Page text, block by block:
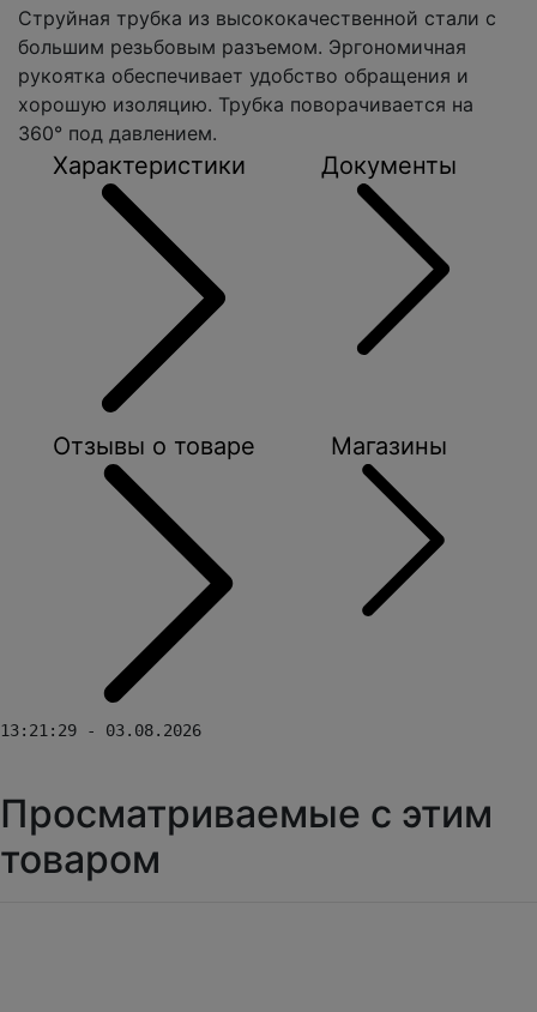
Струйная трубка из высококачественной стали с
большим резьбовым разъемом. Эргономичная
рукоятка обеспечивает удобство обращения и
хорошую изоляцию. Трубка поворачивается на
360° под давлением.
Характеристики Документы
Отзывы о товаре Магазины
13:21:29 - 03.08.2026
Просматриваемые с этим
товаром